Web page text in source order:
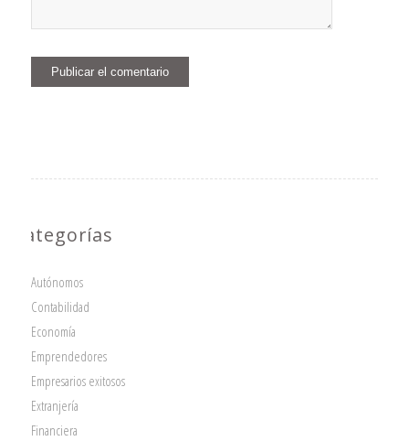
Categorías
Autónomos
Contabilidad
Economía
Emprendedores
Empresarios exitosos
Extranjería
Financiera